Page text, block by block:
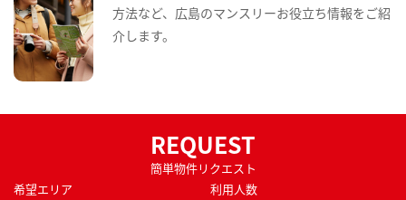
方法など、広島のマンスリーお役立ち情報をご紹
介します。
REQUEST
簡単物件リクエスト
希望エリア
利用人数